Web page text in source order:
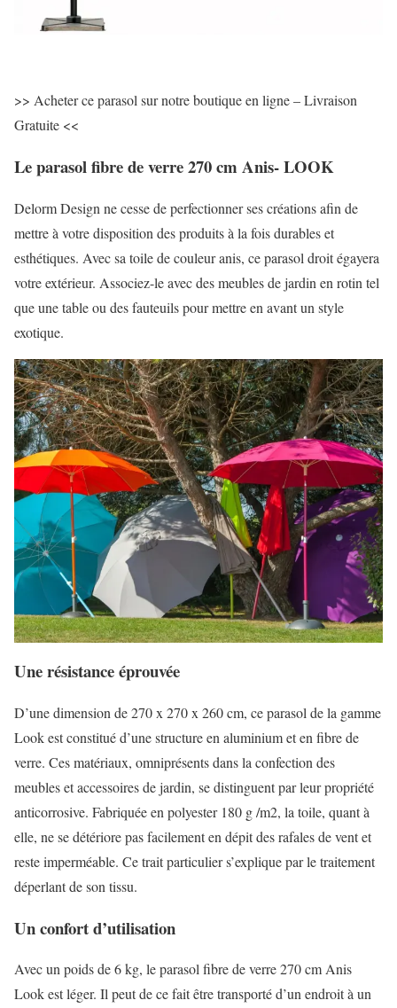
>> Acheter ce parasol sur notre boutique en ligne – Livraison
Gratuite <<
Le parasol fibre de verre 270 cm Anis- LOOK
Delorm Design ne cesse de perfectionner ses créations afin de
mettre à votre disposition des produits à la fois durables et
esthétiques. Avec sa toile de couleur anis, ce parasol droit égayera
votre extérieur. Associez-le avec des meubles de jardin en rotin tel
que une table ou des fauteuils pour mettre en avant un style
exotique.
Une résistance éprouvée
D’une dimension de 270 x 270 x 260 cm, ce parasol de la gamme
Look est constitué d’une structure en aluminium et en fibre de
verre. Ces matériaux, omniprésents dans la confection des
meubles et accessoires de jardin, se distinguent par leur propriété
anticorrosive. Fabriquée en polyester 180 g /m2, la toile, quant à
elle, ne se détériore pas facilement en dépit des rafales de vent et
reste imperméable. Ce trait particulier s’explique par le traitement
déperlant de son tissu.
Un confort d’utilisation
Avec un poids de 6 kg, le parasol fibre de verre 270 cm Anis
Look est léger. Il peut de ce fait être transporté d’un endroit à un